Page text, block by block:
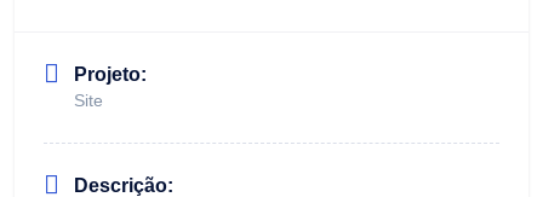
Projeto:
Site
Descrição: